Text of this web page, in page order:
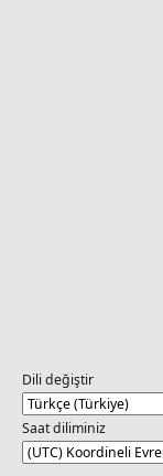
Dili değiştir
Saat diliminiz